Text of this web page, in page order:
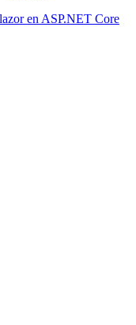
en ASP.NET Core